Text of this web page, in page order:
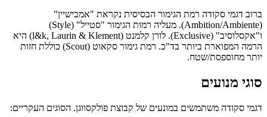
ברוב דגמי סקודה רמת הגימור הבסיסית נקראת "אמבישיין"
(Ambition/Ambiente). מעליה רמות הגימור "סטייל" (Style)
ו"אקסלוסיב" (Exclusive). לורן קלמנט (l&k, Laurin & Klement) היא
הרמה המפוארת ביותר בד"כ. רמת גימור סקאוט (Scout) כוללת חזות
יותר מחוספסת/שטח.
סוגי מנועים
דגמי סקודה משתמשים במונעים של קבוצת פולקסווגן. הסוגים העקריים: